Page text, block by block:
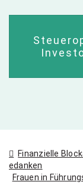
Finanzielle
edanken
Frauen in